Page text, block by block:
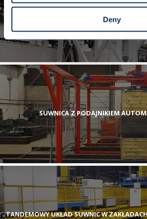
Deny
SUWNICA Z PODAJNIKIEM
TANDEMOWY UKŁAD SUWNIC W